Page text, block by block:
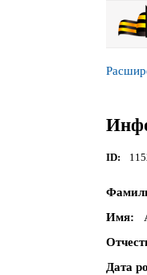
ID
Имя
Дата